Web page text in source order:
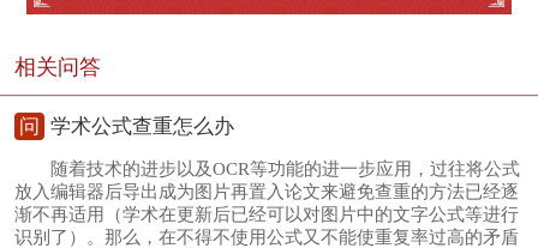
相关问答
问 学术公式查重怎么办
随着技术的进步以及OCR等功能的进一步应用，过往将公式
放入编辑器后导出成为图片再置入论文来避免查重的方法已经逐
渐不再适用（学术在更新后已经可以对图片中的文字公式等进行
识别了）。那么，在不得不使用公式又不能使重复率过高的矛盾